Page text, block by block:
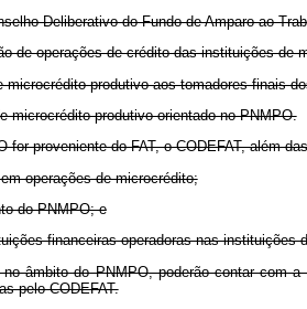
Deliberativo do Fundo de Amparo ao
de operações de crédito das instituições de
produtivo aos tomadores finais
produtivo orientado no PNMPO.
proveniente do FAT, o CODEFAT, além
operações de microcrédito;
do PNMPO; e
financeiras operadoras nas
âmbito do PNMPO, poderão contar com
pelo CODEFAT.